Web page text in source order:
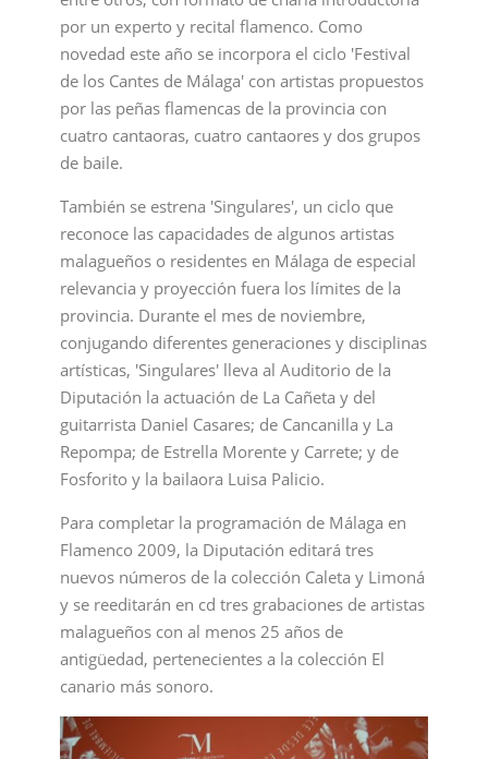
por un experto y recital flamenco. Como
novedad este año se incorpora el ciclo 'Festival
de los Cantes de Málaga' con artistas propuestos
por las peñas flamencas de la provincia con
cuatro cantaoras, cuatro cantaores y dos grupos
de baile.
También se estrena 'Singulares', un ciclo que
reconoce las capacidades de algunos artistas
malagueños o residentes en Málaga de especial
relevancia y proyección fuera los límites de la
provincia. Durante el mes de noviembre,
conjugando diferentes generaciones y disciplinas
artísticas, 'Singulares' lleva al Auditorio de la
Diputación la actuación de La Cañeta y del
guitarrista Daniel Casares; de Cancanilla y La
Repompa; de Estrella Morente y Carrete; y de
Fosforito y la bailaora Luisa Palicio.
Para completar la programación de Málaga en
Flamenco 2009, la Diputación editará tres
nuevos números de la colección Caleta y Limoná
y se reeditarán en cd tres grabaciones de artistas
malagueños con al menos 25 años de
antigüedad, pertenecientes a la colección El
canario más sonoro.